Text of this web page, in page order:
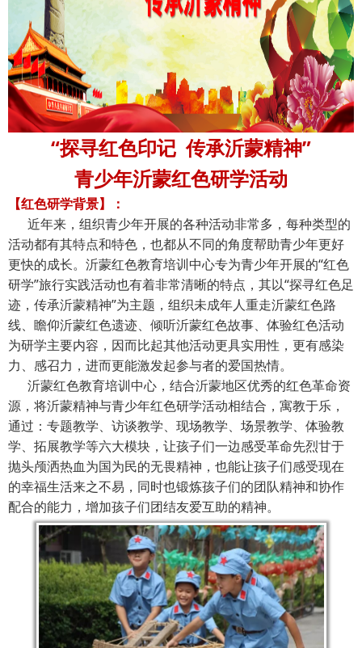
“探寻红色印记 传承沂蒙精神”
青少年沂蒙红色研学活动
【红色研学背景】：
近年来，组织青少年开展的各种活动非常多，每种类型的
活动都有其特点和特色，也都从不同的角度帮助青少年更好
更快的成长。沂蒙红色教育培训中心专为青少年开展的“红色
研学”旅行实践活动也有着非常清晰的特点，其以“探寻红色足
迹，传承沂蒙精神”为主题，组织未成年人重走沂蒙红色路
线、瞻仰沂蒙红色遗迹、倾听沂蒙红色故事、体验红色活动
为研学主要内容，因而比起其他活动更具实用性，更有感染
力、感召力，进而更能激发起参与者的爱国热情。
沂蒙红色教育培训中心，结合沂蒙地区优秀的红色革命资
源，将沂蒙精神与青少年红色研学活动相结合，寓教于乐，
通过：专题教学、访谈教学、现场教学、场景教学、体验教
学、拓展教学等六大模块，让孩子们一边感受革命先烈甘于
抛头颅洒热血为国为民的无畏精神，也能让孩子们感受现在
的幸福生活来之不易，同时也锻炼孩子们的团队精神和协作
配合的能力，增加孩子们团结友爱互助的精神。